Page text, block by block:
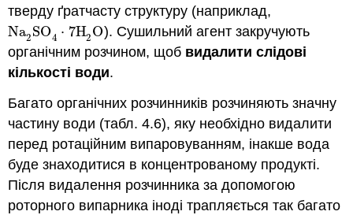
тверду ґратчасту структуру (наприклад,
Na2SO4 ⋅ 7H2O
Na2SO4⋅ 7H2O). Сушильний агент закручують
органічним розчином, щоб видалити слідові
кількості води.
Багато органічних розчинників розчиняють значну
частину води (табл. 4.6), яку необхідно видалити
перед ротаційним випаровуванням, інакше вода
буде знаходитися в концентрованому продукті.
Після видалення розчинника за допомогою
роторного випарника іноді трапляється так багато